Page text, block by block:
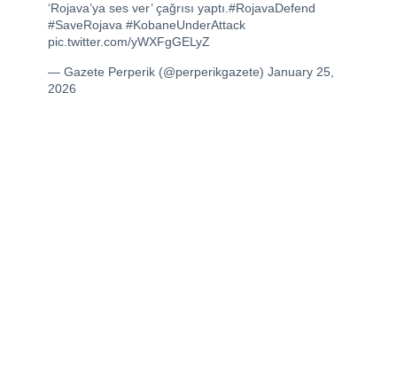
‘Rojava’ya ses ver’ çağrısı yaptı.#RojavaDefend
#SaveRojava #KobaneUnderAttack
pic.twitter.com/yWXFgGELyZ
— Gazete Perperik (@perperikgazete) January 25,
2026